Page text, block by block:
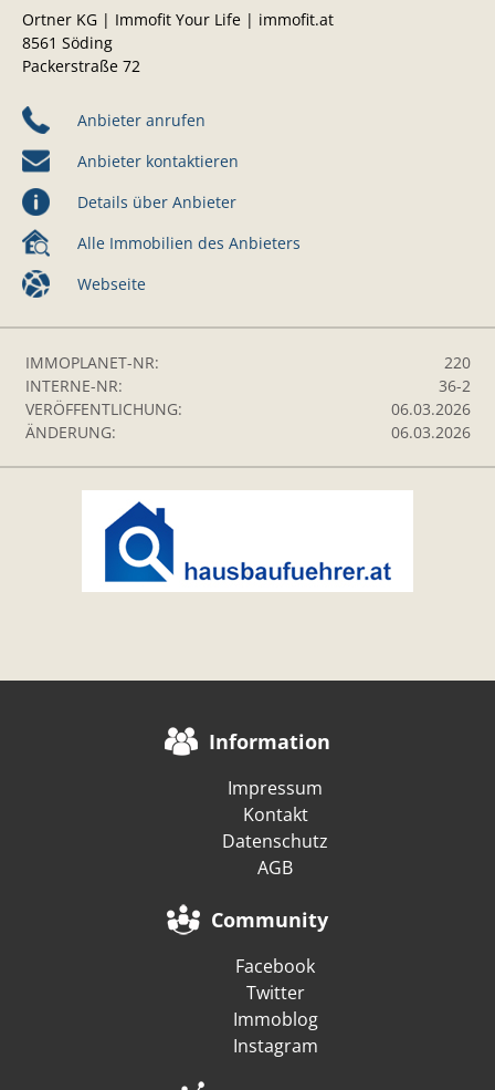
Ortner KG | Immofit Your Life | immofit.at
8561 Söding
Packerstraße 72
Anbieter anrufen
Anbieter kontaktieren
Details über Anbieter
Alle Immobilien des Anbieters
Webseite
IMMOPLANET-NR:
220
INTERNE-NR:
36-2
VERÖFFENTLICHUNG:
06.03.2026
ÄNDERUNG:
06.03.2026
Information
Impressum
Kontakt
Datenschutz
AGB
Community
Facebook
Twitter
Immoblog
Instagram